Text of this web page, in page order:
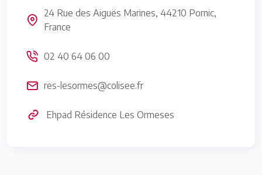
24 Rue des Aiguës Marines, 44210 Pornic,
France
02 40 64 06 00
res-lesormes@colisee.fr
Ehpad Résidence Les Ormeses